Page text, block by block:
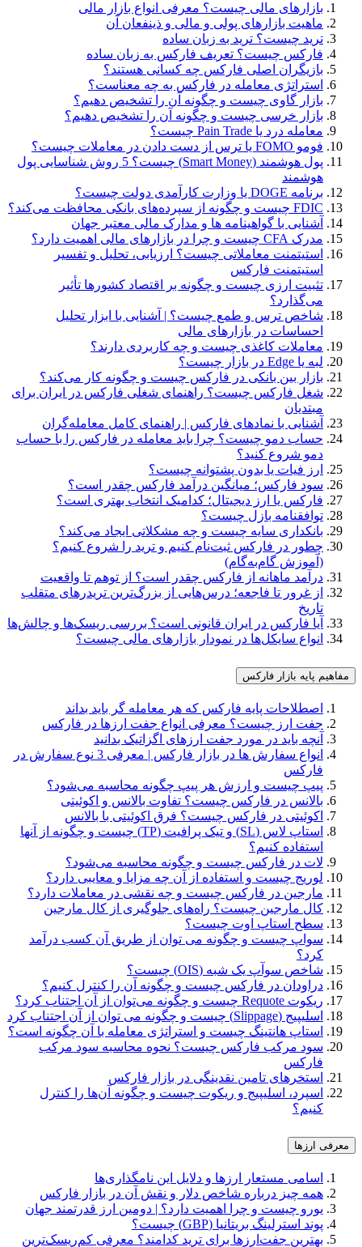
بازارهای مالی چیست؟ معرفی انواع بازار مالی
ماهیت بازارهای پولی و مالی و ذینفعان آن
ترید چیست؟ ترید به زبان ساده
فارکس چیست؟ تعریف فارکس به زبان ساده
بازیگران اصلی فارکس چه کسانی هستند؟
استراتژی معامله‌ در فارکس به چه معناست؟
بازار گاوی چیست و چگونه آن را تشخیص دهیم؟
بازار خرسی چیست و چگونه آن را تشخیص دهیم؟
معامله درد یا Pain Trade چیست؟
فومو FOMO یا ترس از دست دادن در معاملات چیست؟
پول هوشمند (Smart Money) چیست؟ 5 روش شناسایی پول
هوشمند
برنامه DOGE یا وزارت کارآمدی دولت چیست؟
FDIC چیست و چگونه از سپرده‌های بانکی محافظت می‌کند؟
آشنایی با گواهینامه ها و مدارک مالی معتبر جهان
مدرک CFA چیست و چرا در بازارهای مالی اهمیت دارد؟
استیتمنت معاملاتی چیست؟ ارزیابی، تحلیل و تفسیر
استیتمنت فارکس
تثبیت ارزی چیست و چگونه بر اقتصاد کشورها تأثیر
می‌گذارد؟
شاخص ترس و طمع چیست؟ | آشنایی با ابزار تحلیل
احساسات در بازارهای مالی
معاملات کاغذی چیست و چه کاربردی دارند؟
لبه یا Edge در بازار چیست؟
بازار بین بانکی در فارکس چیست و چگونه کار می‌کند؟
شغل فارکس چیست؟ راهنمای شغلی فارکس در ایران برای
مبتدیان
آشنایی با نمادهای فارکس | راهنمای کامل معامله‌گران
حساب دمو چیست؟ چرا باید معامله در فارکس را با حساب
دمو شروع کنید؟
ارز فیات یا بدون پشتوانه چیست؟
سود فارکس؛ میانگین درآمد فارکس چقدر است؟
فارکس یا ارز دیجیتال؛ کدامیک انتخاب بهتری است؟
توافقنامه بازل چیست؟
بانکداری سایه چیست و چه مشکلاتی ایجاد می‌کند؟
چطور در فارکس ثبت‌نام کنیم و ترید را شروع کنیم؟
(آموزش گام‌به‌گام)
درآمد ماهانه از فارکس چقدر است؟ از توهم تا واقعیت
از غرور تا فاجعه؛ درس‌هایی از بزرگ‌ترین تریدرهای متقلب
تاریخ
آیا فارکس در ایران قانونی است؟ بررسی ریسک‌ها و چالش‌ها
انواع سایکل‌ها در نمودار بازارهای مالی چیست؟
مفاهیم پایه بازار فارکس
اصطلاحات پایه فارکس که هر معامله گر باید بداند
جفت ارز چیست؟ معرفی انواع جفت ارزها در فارکس
آنچه باید در مورد جفت‌‌‌ ارزهای اگزاتیک بدانید
انواع سفارش ها در بازار فارکس | معرفی 3 نوع سفارش در
فارکس
پیپ چیست و ارزش هر پیپ چگونه محاسبه می‌شود؟
بالانس در فارکس چیست؟ تفاوت بالانس و اکوئیتی
اکوئیتی در فارکس چیست؟ فرق اکوئیتی با بالانس
استاپ لاس (SL) و تیک پرافیت (TP) چیست و چگونه از آنها
استفاده کنیم؟
لات در فارکس چیست و چگونه محاسبه می‌شود؟
لوریج چیست و استفاده از آن چه مزایا و معایبی دارد؟
مارجین در فارکس چیست و چه نقشی در معاملات دارد؟
کال مارجین چیست؟ راه‌های جلوگیری از کال مارجین
سطح استاپ اوت چیست؟
سواپ چیست و چگونه می توان از طریق آن کسب درآمد
کرد؟
شاخص سوآپ یک شبه (OIS) چیست؟
دراودان در فارکس چیست و چگونه آن را کنترل کنیم؟
ریکوت Requote چیست و چگونه می‌توان از آن اجتناب کرد؟
اسلیپیج (Slippage) چیست و چگونه می توان از آن اجتناب کرد
استاپ هانتینگ چیست و استراتژی معامله با آن چگونه است؟
سود مرکب فارکس چیست؟ نحوه محاسبه سود مرکب
فارکس
استخرهای تامین نقدینگی در بازار فارکس
اسپرد، اسلیپیج و ریکوت چیست و چگونه آن‌ها را کنترل
کنیم؟
معرفی ارزها
اسامی مستعار ارزها و دلایل این نامگذاری‌ها
همه چیز درباره شاخص دلار و نقش آن در بازار فارکس
یورو چیست و چرا اهمیت دارد؟ | دومین ارز قدرتمند جهان
پوند استرلینگ بریتانیا (GBP) چیست؟
بهترین جفت‌ارزها برای ترید کدامند؟ معرفی کم‌ریسک‌ترین